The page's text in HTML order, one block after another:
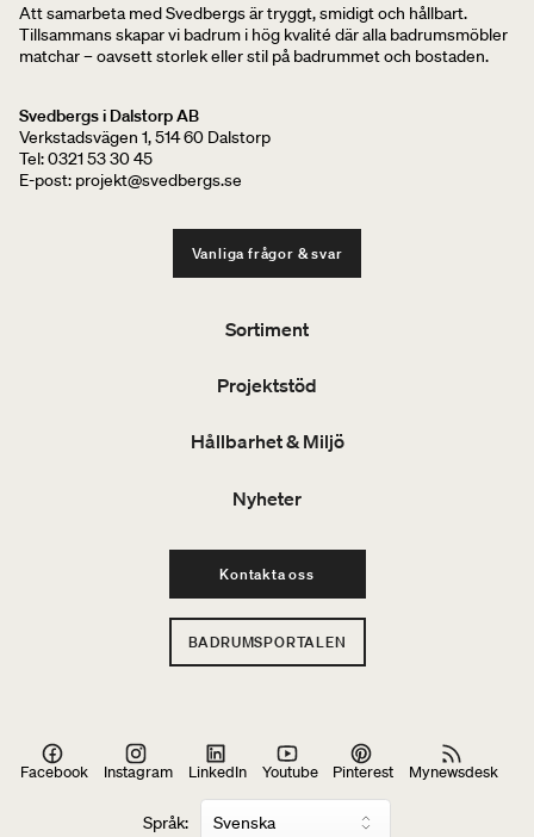
Att samarbeta med Svedbergs är tryggt, smidigt och hållbart.
Tillsammans skapar vi badrum i hög kvalité där alla badrumsmöbler
matchar – oavsett storlek eller stil på badrummet och bostaden.
Svedbergs i Dalstorp AB
Verkstadsvägen 1, 514 60 Dalstorp
Tel: 0321 53 30 45
E-post: projekt@svedbergs.se
Vanliga frågor & svar
Sortiment
Projektstöd
Hållbarhet & Miljö
Nyheter
Kontakta oss
BADRUMSPORTALEN
Språk:
Facebook Instagram LinkedIn Youtube Pinterest Mynewsdesk